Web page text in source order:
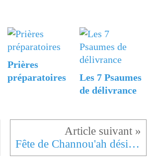
Prières
préparatoires
Les 7 Psaumes
de délivrance
Fête de Channou'ah désigne la nouvelle inauguration du Temple de Jérusalem reconquis.